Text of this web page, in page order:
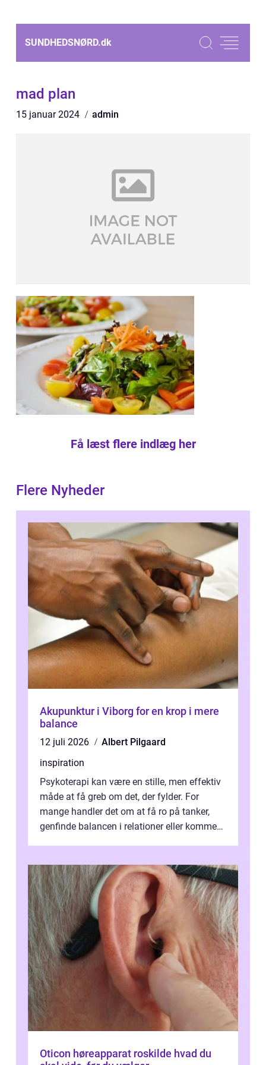
SUNDHEDSNØRD.dk
mad plan
15 januar 2024 admin
Få læst flere indlæg her
Flere Nyheder
Akupunktur i Viborg for en krop i mere
balance
12 juli 2026
Albert Pilgaard
inspiration
Psykoterapi kan være en stille, men effektiv
måde at få greb om det, der fylder. For
mange handler det om at få ro på tanker,
genfinde balancen i relationer eller komme
Oticon høreapparat roskilde hvad du